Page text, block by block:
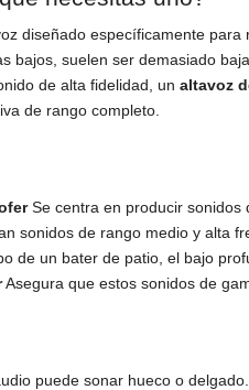
diseñado específicamente
bajos, suelen ser demasiado
de alta fidelidad, un altavoz
de rango completo.
Se centra en producir sonidos
sonidos de rango medio y alta
de un bater de patio, el bajo
Asegura que estos sonidos de
puede sonar hueco o